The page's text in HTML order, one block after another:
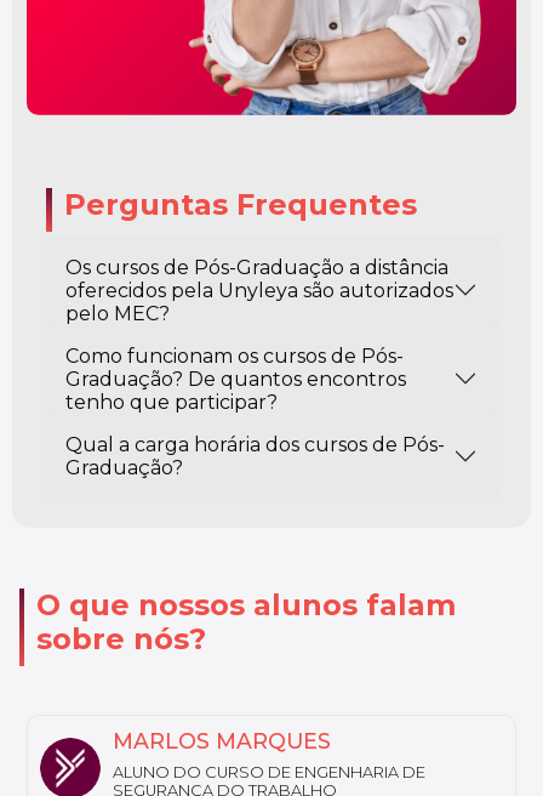
Perguntas Frequentes
Os cursos de Pós-Graduação a distância
oferecidos pela Unyleya são autorizados
pelo MEC?
Como funcionam os cursos de Pós-
Graduação? De quantos encontros
tenho que participar?
Qual a carga horária dos cursos de Pós-
Graduação?
O que nossos alunos falam
sobre nós?
NATHALY
ALUNA DO CURSO DE FARMÁCIA ESTÉTICA